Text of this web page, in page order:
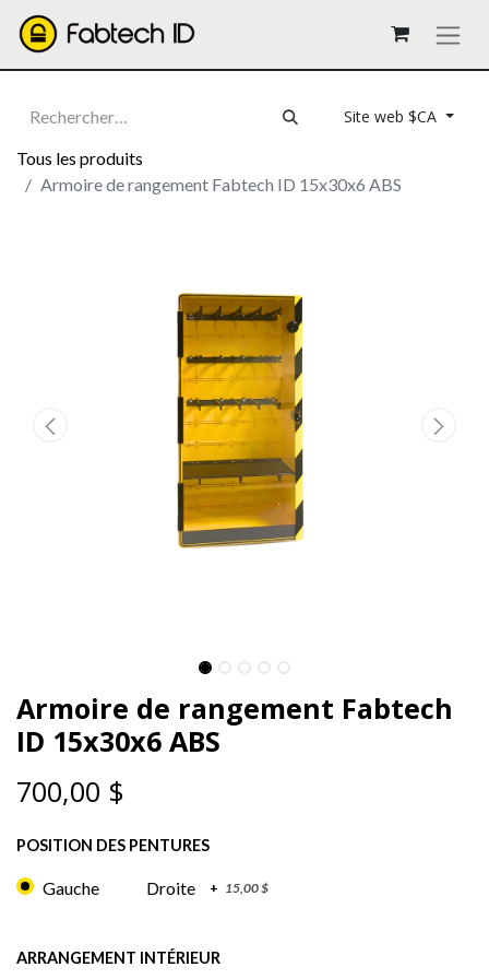
Site web $CA
Tous les produits
Armoire de rangement Fabtech ID 15x30x6 ABS
Armoire de rangement Fabtech
ID 15x30x6 ABS
700,00 $
POSITION DES PENTURES
Gauche Droite + 15,00$
ARRANGEMENT INTÉRIEUR